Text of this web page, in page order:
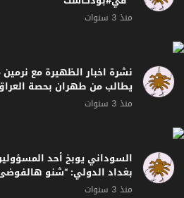
منذ 3 سنوات
نشرة اخبار الظهيرة مع
يطالب من طهران بحصة
منذ 3 سنوات
السوداني يوبخ أحد
بغداد الدولي: “شنو
منذ 3 سنوات